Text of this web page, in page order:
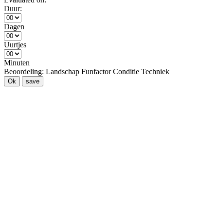
Duur:
Dagen
Uurtjes
Minuten
Beoordeling: Landschap Funfactor Conditie Techniek
Ok save